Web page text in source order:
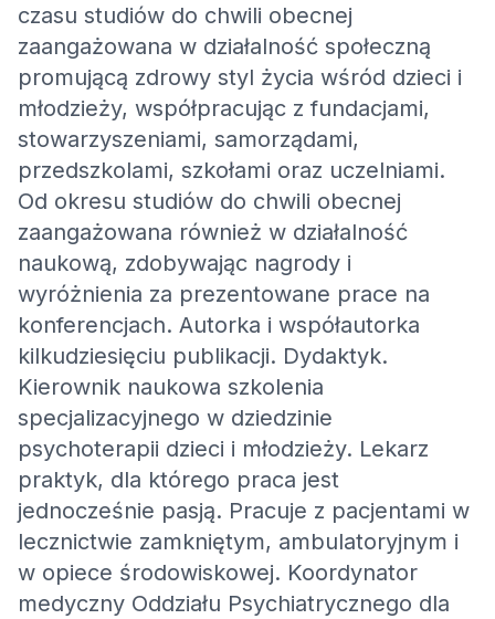
czasu studiów do chwili obecnej
zaangażowana w działalność społeczną
promującą zdrowy styl życia wśród dzieci i
młodzieży, współpracując z fundacjami,
stowarzyszeniami, samorządami,
przedszkolami, szkołami oraz uczelniami.
Od okresu studiów do chwili obecnej
zaangażowana również w działalność
naukową, zdobywając nagrody i
wyróżnienia za prezentowane prace na
konferencjach. Autorka i współautorka
kilkudziesięciu publikacji. Dydaktyk.
Kierownik naukowa szkolenia
specjalizacyjnego w dziedzinie
psychoterapii dzieci i młodzieży. Lekarz
praktyk, dla którego praca jest
jednocześnie pasją. Pracuje z pacjentami w
lecznictwie zamkniętym, ambulatoryjnym i
w opiece środowiskowej. Koordynator
medyczny Oddziału Psychiatrycznego dla